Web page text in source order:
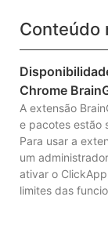
Conteúdo
Chrome
A extensão
e pacotes estão
Para usar a
um
ativar o
limites das